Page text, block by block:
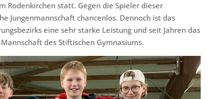
Rodenkirchen statt. Gegen die Spieler dieser
Jungenmannschaft chancenlos. Dennoch ist das
eine sehr starke Leistung und seit Jahren das
des Stiftischen Gymnasiums.